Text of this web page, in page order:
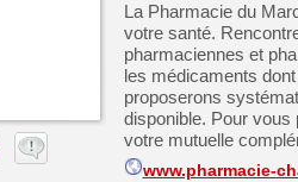
La Pharmacie du
votre santé.
pharmaciennes et
les médicaments
proposerons
disponible. Pour vous
votre mutuelle
www.pharmacie-